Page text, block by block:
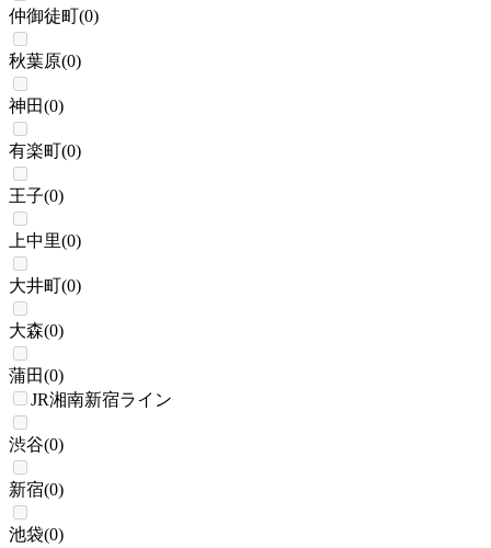
仲御徒町(0)
秋葉原(0)
神田(0)
有楽町(0)
王子(0)
上中里(0)
大井町(0)
大森(0)
蒲田(0)
JR湘南新宿ライン
渋谷(0)
新宿(0)
池袋(0)